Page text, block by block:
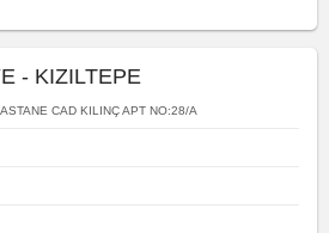
- KIZILTEPE
CAD KILINÇ APT NO:28/A